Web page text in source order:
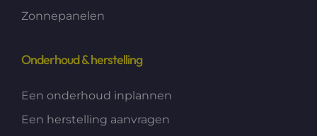
Zonnepanelen
Onderhoud & herstelling
Een onderhoud inplannen
Een herstelling aanvragen